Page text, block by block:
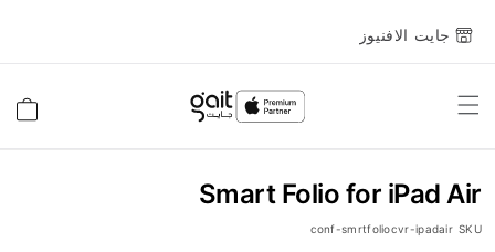
جايت الافنيوز
Toggle
Smart Folio for iPad Air
SKU
conf-smrtfoliocvr-ipadair